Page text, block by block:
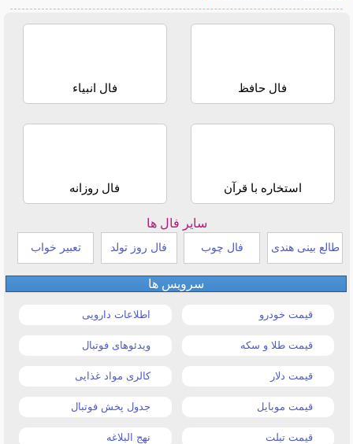
فال حافظ فال انبیاء
استخاره با قرآن فال روزانه
سایر فال ها
طالع بینی هندی فال چوب فال روز تولد تعبیر خواب
سرویس ها
قیمت خودرو اطلاعات دارویی
قیمت طلا و سکه ویدئوهای فوتبال
قیمت دلار کالری مواد غذایی
قیمت موبایل جدول پخش فوتبال
قیمت تبلت نهج البلاغه